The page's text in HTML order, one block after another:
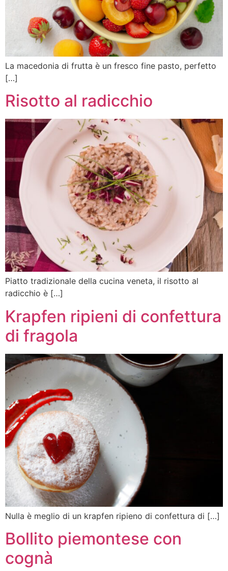
La macedonia di frutta è un fresco fine pasto, perfetto
[…]
Risotto al radicchio
Piatto tradizionale della cucina veneta, il risotto al
radicchio è […]
Krapfen ripieni di confettura
di fragola
Nulla è meglio di un krapfen ripieno di confettura di […]
Bollito piemontese con
cognà